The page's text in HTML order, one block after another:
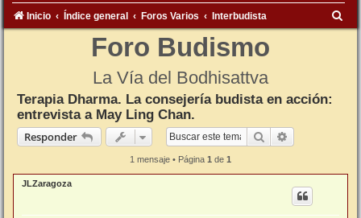
Inicio Índice general Foros Varios Interbudista
Foro Budismo
La Vía del Bodhisattva
Terapia Dharma. La consejería budista en acción:
entrevista a May Ling Chan.
Responder
Buscar
1 mensaje • Página 1 de 1
JLZaragoza